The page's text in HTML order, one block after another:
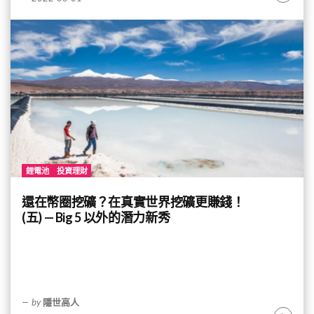
鋰電池 投資理財
還在幣圈挖礦？在真實世界挖礦更賺錢！
(五) — Big 5 以外的潛力新秀
by 隱世高人